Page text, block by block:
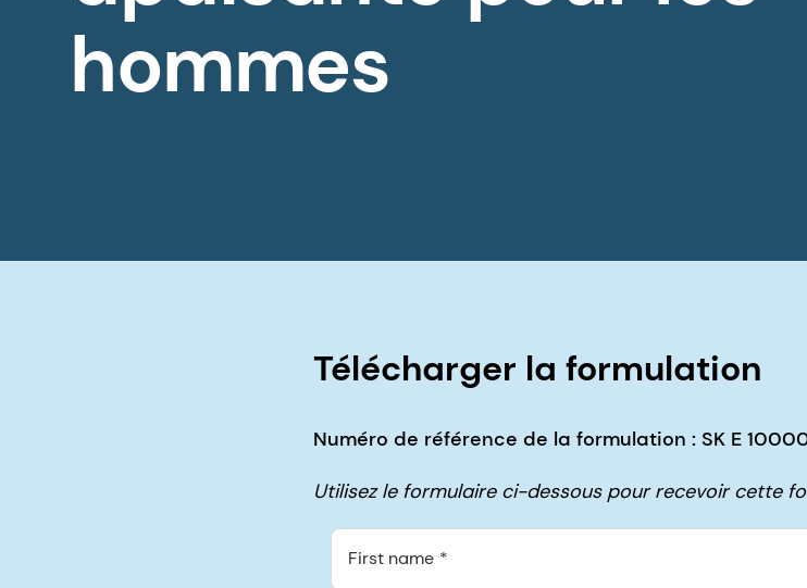
hommes
Télécharger la formulation
Numéro de référence de la formulation : SK E
Utilisez le formulaire ci-dessous pour recevoir cette
First name